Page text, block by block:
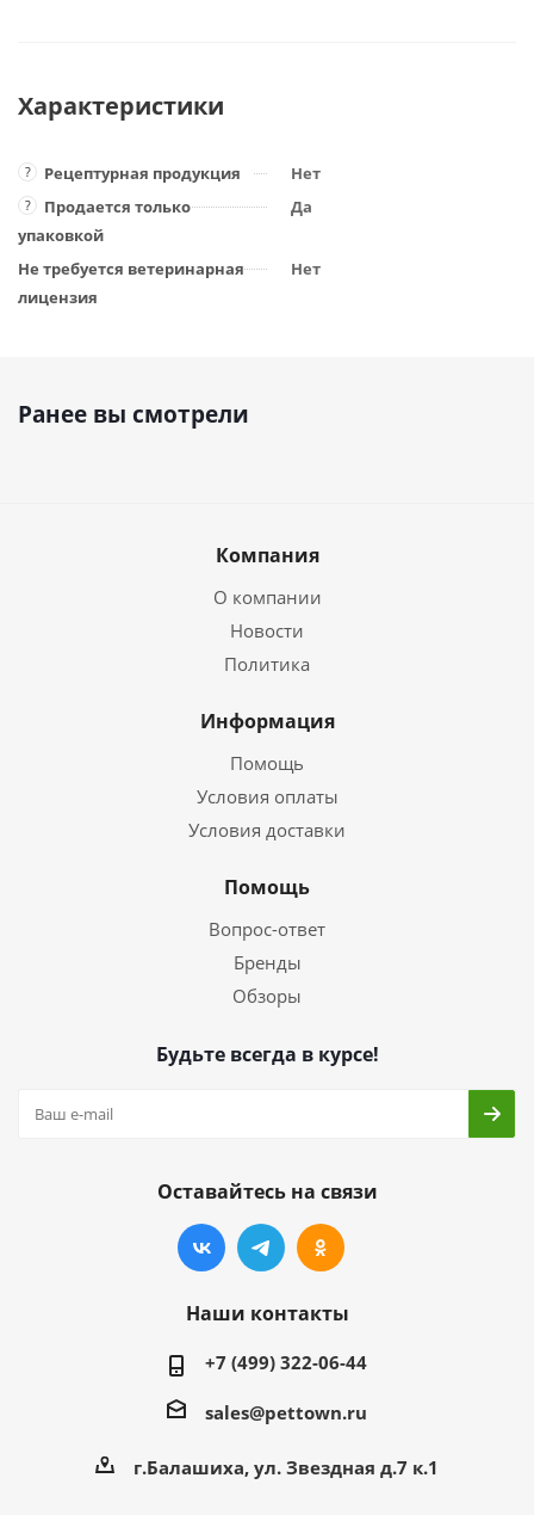
Характеристики
? Рецептурная продукция Нет
?
Продается только
упаковкой
Да
Не требуется ветеринарная
лицензия
Нет
Ранее вы смотрели
Компания
О компании
Новости
Политика
Информация
Помощь
Условия оплаты
Условия доставки
Помощь
Вопрос-ответ
Бренды
Обзоры
Будьте всегда в курсе!
Оставайтесь на связи
Наши контакты
+7 (499) 322-06-44
sales@pettown.ru
г.Балашиха, ул. Звездная д.7 к.1